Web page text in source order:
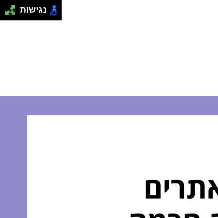
נגישות